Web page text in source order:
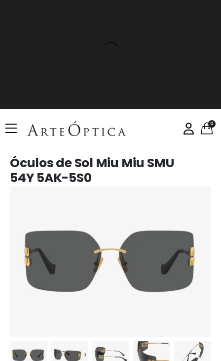
0
Óculos de Sol Miu Miu SMU
54Y 5AK-5S0